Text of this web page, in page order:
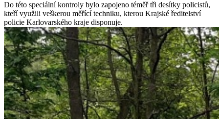
Do této speciální kontroly bylo zapojeno téměř tři desítky policistů,
kteří využili veškerou měřící techniku, kterou Krajské ředitelství
policie Karlovarského kraje disponuje.